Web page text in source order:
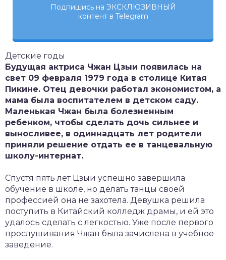
Подпишись на ЭКСКЛЮЗИВНЫЙ
контент в Telegram
Детские годы
Будущая актриса Чжан Цзыи появилась на
свет 09 февраля 1979 года в столице Китая
Пикине. Отец девочки работал экономистом, а
мама была воспитателем в детском саду.
Маленькая Чжан была болезненным
ребенком, чтобы сделать дочь сильнее и
выносливее, в одиннадцать лет родители
приняли решение отдать ее в танцевальную
школу-интернат.
Спустя пять лет Цзыи успешно завершила
обучение в школе, но делать танцы своей
профессией она не захотела. Девушка решила
поступить в Китайский колледж драмы, и ей это
удалось сделать с легкостью. Уже после первого
прослушивания Чжан была зачислена в учебное
заведение.